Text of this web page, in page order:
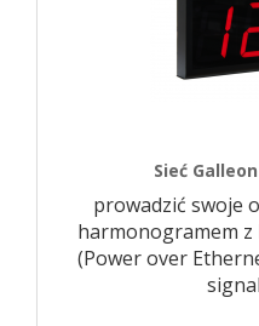
Sieć
prowadzić swoje
harmonogramem z
(Power over